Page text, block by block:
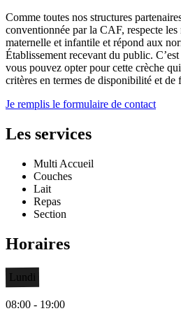
Comme toutes nos structures
conventionnée par la CAF, respecte
maternelle et infantile et répond aux
Établissement recevant du public.
vous pouvez opter pour cette crèche
critères en termes de disponibilité et
Je remplis le formulaire de contact
Les services
Multi Accueil
Couches
Lait
Repas
Section
Horaires
Lundi
08:00 - 19:00